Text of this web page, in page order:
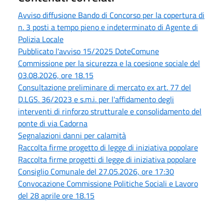
Avviso diffusione Bando di Concorso per la copertura di
n. 3 posti a tempo pieno e indeterminato di Agente di
Polizia Locale
Pubblicato l'avviso 15/2025 DoteComune
Commissione per la sicurezza e la coesione sociale del
03.08.2026, ore 18.15
Consultazione preliminare di mercato ex art. 77 del
D.LGS. 36/2023 e s.m.i. per l'affidamento degli
interventi di rinforzo strutturale e consolidamento del
ponte di via Cadorna
Segnalazioni danni per calamità
Raccolta firme progetto di legge di iniziativa popolare
Raccolta firme progetti di legge di iniziativa popolare
Consiglio Comunale del 27.05.2026, ore 17:30
Convocazione Commissione Politiche Sociali e Lavoro
del 28 aprile ore 18.15